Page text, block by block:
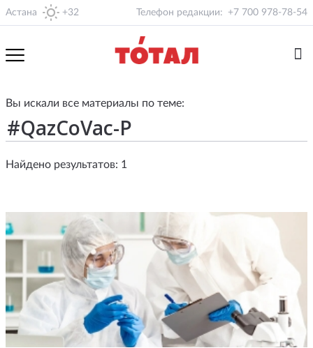
Астана +32 Телефон редакции: +7 700 978-78-54
Вы искали все материалы по теме:
Найдено результатов: 1